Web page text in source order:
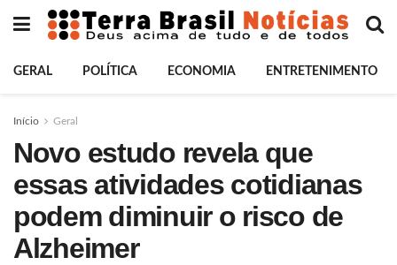
GERAL POLÍTICA ECONOMIA ENTRETENIMENTO
Início Geral
Novo estudo revela que
essas atividades cotidianas
podem diminuir o risco de
Alzheimer